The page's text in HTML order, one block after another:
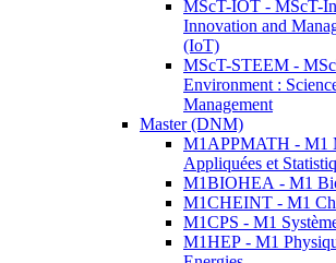
MScT-IOT - MScT-
Innovation and
(IoT)
MScT-STEEM -
Environment :
Management
Master (DNM)
M1APPMATH - M1
Appliquées et
M1BIOHEA - M1
M1CHEINT - M1
M1CPS - M1
M1HEP - M1